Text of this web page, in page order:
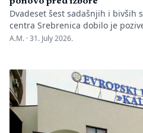
Dvadeset šest sadašnjih i bivših
centra Srebrenica dobilo je
policijsku stanicu po nalogu
nakon predstavljanja godišnjeg
genocida. Iz Memorijalnog
istovremeno pozivanje […]
A.M. ·31. July 2026.